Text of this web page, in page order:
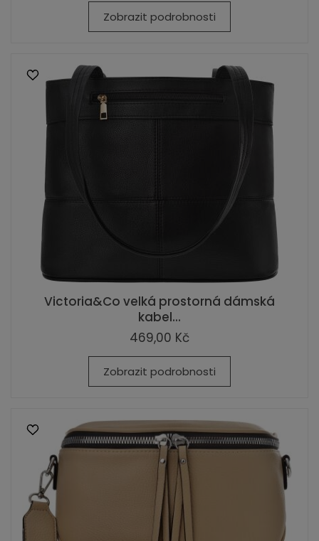
Zobrazit podrobnosti
Victoria&Co velká prostorná dámská
kabel...
469,00 Kč
Zobrazit podrobnosti